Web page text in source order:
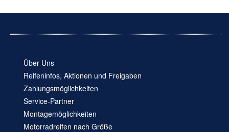
Über Uns
Reifeninfos, Aktionen und Freigaben
Zahlungsmöglichkeiten
Service-Partner
Montagemöglichkeiten
Motorradreifen nach Größe